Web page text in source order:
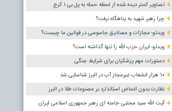
تصاویر کمتر دیده شده از لحظه حمله به پل بی ۱ کرج
چرا رهبر شهید به پناهگاه نرفت؟
ویدئو؛ مجازات و مصادیق جاسوسی در قوانین ما چیست؟
ویدئو؛ ایران حزب الله را تنها گذاشته است؟
دستورات مهم پزشکیان برای شرایط جنگی
۱۰ هزار انشعاب غیرمجاز آب در البرز شناسایی شد
نظارت بدون اغماض استاندارد بر مصنوعات طلا در البرز
آیت الله سید مجتبی خامنه ای رهبر جمهوری اسلامی ایران